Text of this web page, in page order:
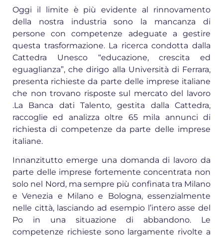
Oggi il limite è più evidente al rinnovamento
della nostra industria sono la mancanza di
persone con competenze adeguate a gestire
questa trasformazione. La ricerca condotta dalla
Cattedra Unesco “educazione, crescita ed
eguaglianza”, che dirigo alla Università di Ferrara,
presenta richieste da parte delle imprese italiane
che non trovano risposte sul mercato del lavoro
.La Banca dati Talento, gestita dalla Cattedra,
raccoglie ed analizza oltre 65 mila annunci di
richiesta di competenze da parte delle imprese
italiane.
Innanzitutto emerge una domanda di lavoro da
parte delle imprese fortemente concentrata non
solo nel Nord, ma sempre più confinata tra Milano
e Venezia e Milano e Bologna, essenzialmente
nelle città, lasciando ad esempio l’intero asse del
Po in una situazione di abbandono. Le
competenze richieste sono largamente rivolte a